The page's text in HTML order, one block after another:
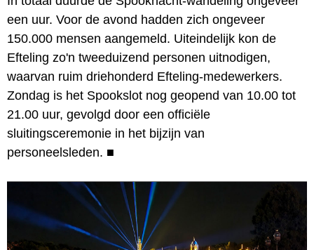
een uur. Voor de avond hadden zich ongeveer
150.000 mensen aangemeld. Uiteindelijk kon de
Efteling zo'n tweeduizend personen uitnodigen,
waarvan ruim driehonderd Efteling-medewerkers.
Zondag is het Spookslot nog geopend van 10.00 tot
21.00 uur, gevolgd door een officiële
sluitingsceremonie in het bijzijn van
personeelsleden. ■